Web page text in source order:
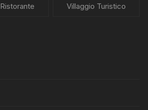
Ristorante Villaggio Turistico